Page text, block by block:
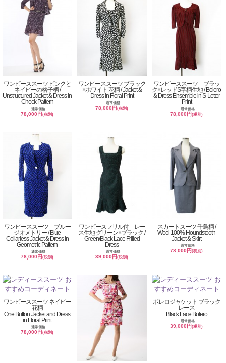
ワンピーススーツ ピンクと
ネイビーの格子柄 /
Unstructured Jacket & Dress in
Check Pattern
通常価格
78,000円(税別)
ワンピーススーツ ブラック
×ホワイト 花柄 / Jacket &
Dress in Floral Print
通常価格
78,000円(税別)
ワンピーススーツ ブラッ
ク×レッドS字柄生地 / Bolero
& Dress Ensemble in S-Letter
Print
通常価格
78,000円(税別)
ワンピーススーツ ブルー
ジオメトリー / Blue
Collarless Jacket & Dress in
Geometric Pattern
通常価格
78,000円(税別)
ワンピースフリル付 レー
ス生地 グリーン×ブラック /
Green/Black Lace Frilled
Dress
通常価格
39,000円(税別)
スカートスーツ 千鳥柄 /
Wool 100% Houndstooth
Jacket & Skirt
通常価格
78,000円(税別)
ワンピーススーツ ネイビー
花柄
One Button Jacket and Dress
in Floral Print
通常価格
78,000円(税別)
ボレロジャケット ブラック
レース
Black Lace Bolero
通常価格
39,000円(税別)